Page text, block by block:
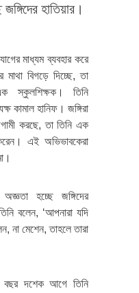
হাতিয়ার।
মাধ্যম ব্যবহার করে
মাথা বিগড়ে দিচ্ছে, তা
স্কুলশিক্ষক। তিনি
কামাল হানিফ। জঙ্গিরা
করছে, তা তিনি এক
এই অভিভাবকেরা
হচ্ছে জঙ্গিদের
বলেন, ‘আপনারা যদি
না মেশেন, তাহলে তারা
বছর দশেক আগে তিনি